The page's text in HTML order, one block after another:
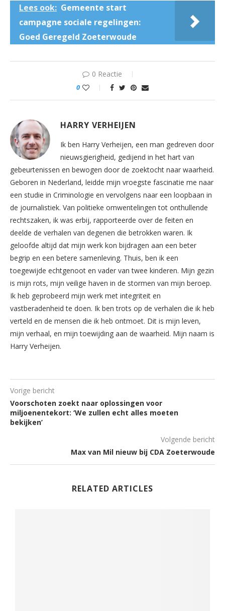
Lees ook: Gemeente start
campagne sociale regelingen:
Goed Geregeld Zoeterwoude
0 Reactie
0
HARRY VERHEIJEN
Ik ben Harry Verheijen, een man gedreven door
nieuwsgierigheid, gedijend in het hart van
gebeurtenissen en bewogen door de zoektocht naar waarheid.
Geboren in Nederland, leidde mijn vroegste fascinatie me naar
een studie in Criminologie en vervolgens naar een loopbaan in
de journalistiek. Van politieke omwentelingen tot onthullende
rechtszaken, ik was erbij, rapporteerde over de feiten en
deelde de verhalen van degenen die betrokken waren. Ik
geloofde altijd dat mijn werk kon bijdragen aan een beter
begrip en een betere samenleving. Thuis, ben ik een
toegewijde echtgenoot en vader van twee kinderen. Mijn gezin
is mijn rots, mijn veilige haven in de stormen van mijn beroep.
Ik heb geprobeerd mijn werk met integriteit en
vastberadenheid te doen. Ik ben trots op de verhalen die ik heb
verteld en de mensen die ik heb ontmoet. Dit is mijn leven,
mijn verhaal, en mijn toewijding aan de waarheid. Mijn naam is
Harry Verheijen.
Vorige bericht
Voorschoten zoekt naar oplossingen voor
miljoenentekort: ‘We zullen echt alles moeten
bekijken’
Volgende bericht
Max van Mil nieuw bij CDA Zoeterwoude
RELATED ARTICLES